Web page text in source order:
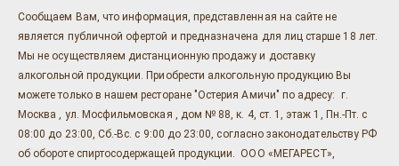
Сообщаем Вам, что информация, представленная на сайте не
является публичной офертой и предназначена для лиц старше 18 лет.
Мы не осуществляем дистанционную продажу и доставку
алкогольной продукции. Приобрести алкогольную продукцию Вы
можете только в нашем ресторане "Остерия Амичи" по адресу: г.
Москва , ул. Мосфильмовская , дом № 88, к. 4, ст. 1, этаж 1, Пн.-Пт. с
08:00 до 23:00, Сб.-Вс. с 9:00 до 23:00, согласно законодательству РФ
об обороте спиртосодержащей продукции. ООО «МЕГАРЕСТ»,